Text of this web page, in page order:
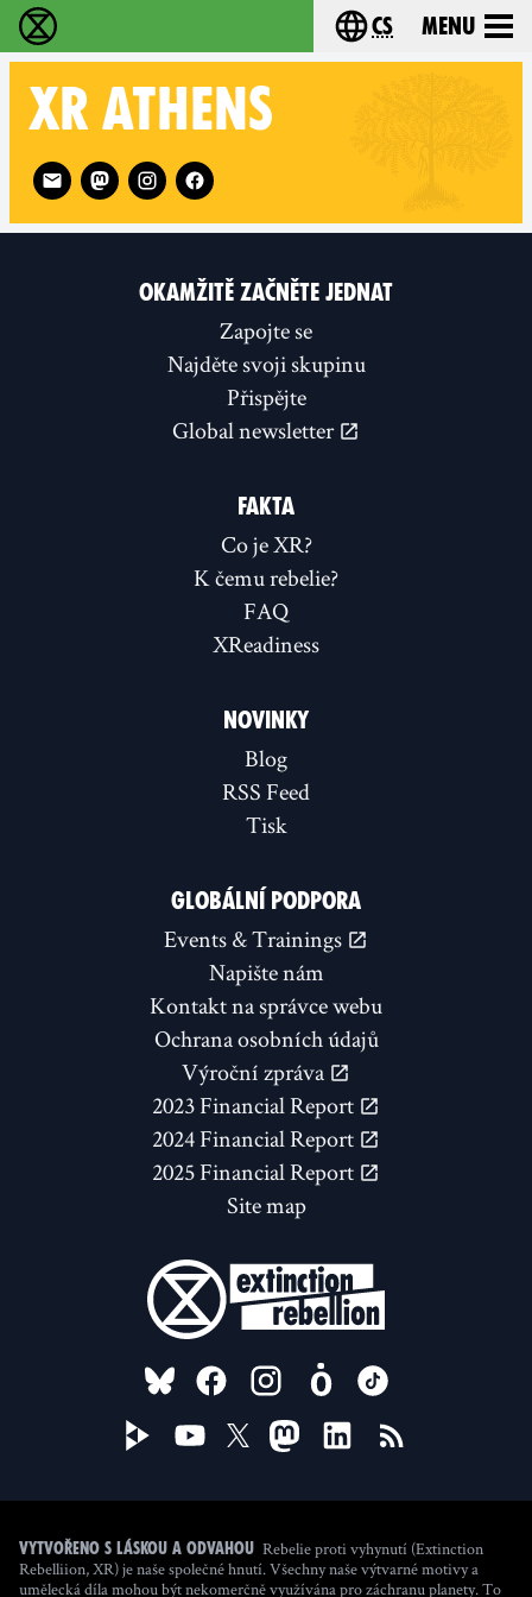
Rebelie proti vyhynutí - Home Choose your
cs Menu
XR ATHENS
Follow XR Athens on
OKAMŽITĚ ZAČNĚTE JEDNAT
Zapojte se
Najděte svoji skupinu
Přispějte
Global newsletter
FAKTA
Co je XR?
K čemu rebelie?
FAQ
XReadiness
NOVINKY
Blog
RSS Feed
Tisk
GLOBÁLNÍ PODPORA
Events & Trainings
Napište nám
Kontakt na správce webu
Ochrana osobních údajů
Výroční zpráva
2023 Financial Report
2024 Financial Report
2025 Financial Report
Site map
FOLLOW US ON
Vytvořeno s láskou a odvahou Rebelie proti vyhynutí (Extinction
Rebelliion, XR) je naše společné hnutí. Všechny naše výtvarné motivy a
umělecká díla mohou být nekomerčně využívána pro záchranu planety. To